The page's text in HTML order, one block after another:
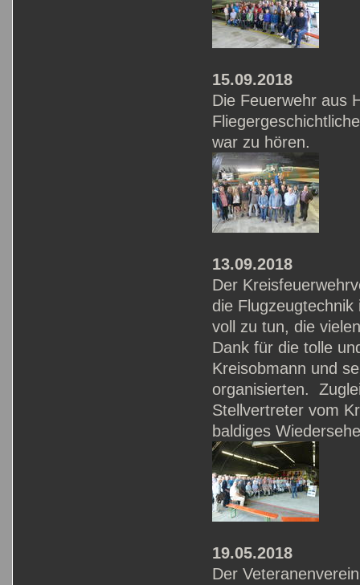
15.09.2018
Die Feuerwehr aus
war zu hören.
13.09.2018
Der
die
voll zu tun, die
Dank für die tolle
Kreisobmann und
organisierten.
Stellvertreter vom
baldiges
19.05.2018
Der